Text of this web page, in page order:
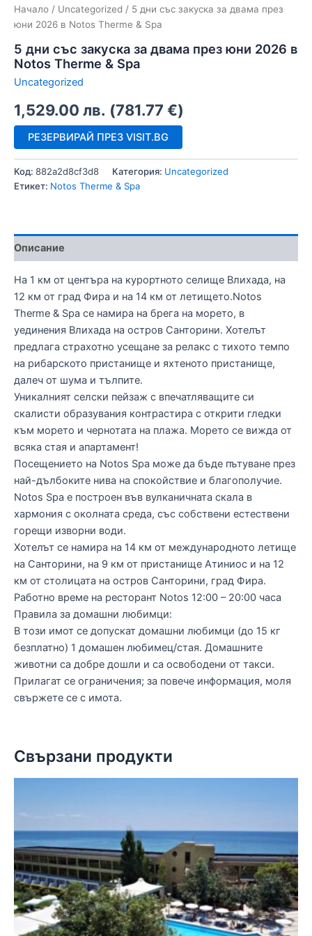
Начало / Uncategorized / 5 дни със закуска за двама през
юни 2026 в Notos Therme & Spa
5 дни със закуска за двама през юни 2026 в
Notos Therme & Spa
Uncategorized
1,529.00 лв. (781.77 €)
РЕЗЕРВИРАЙ ПРЕЗ VISIT.BG
Код: 882a2d8cf3d8 Категория: Uncategorized
Етикет: Notos Therme & Spa
Описание
На 1 км от центъра на курортното селище Влихада, на
12 км от град Фира и на 14 км от летището.Notos
Therme & Spa се намира на брега на морето, в
уединения Влихада на остров Санторини. Хотелът
предлага страхотно усещане за релакс с тихото темпо
на рибарското пристанище и яхтеното пристанище,
далеч от шума и тълпите.
Уникалният селски пейзаж с впечатляващите си
скалисти образувания контрастира с открити гледки
към морето и чернотата на плажа. Морето се вижда от
всяка стая и апартамент!
Посещението на Notos Spa може да бъде пътуване през
най-дълбоките нива на спокойствие и благополучие.
Notos Spa е построен във вулканичната скала в
хармония с околната среда, със собствени естествени
горещи изворни води.
Хотелът се намира на 14 км от международното летище
на Санторини, на 9 км от пристанище Атиниос и на 12
км от столицата на остров Санторини, град Фира.
Работно време на ресторант Notos 12:00 – 20:00 часа
Правила за домашни любимци:
В този имот се допускат домашни любимци (до 15 кг
безплатно) 1 домашен любимец/стая. Домашните
животни са добре дошли и са освободени от такси.
Прилагат се ограничения; за повече информация, моля
свържете се с имота.
Свързани продукти